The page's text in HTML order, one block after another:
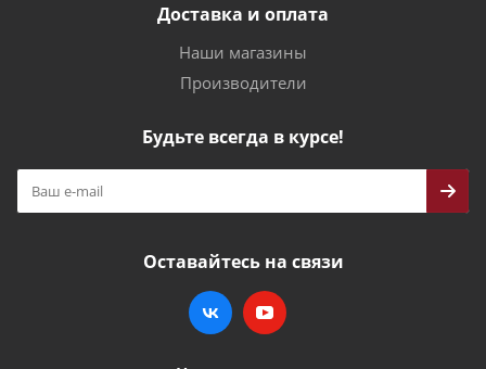
Доставка и оплата
Наши магазины
Производители
Будьте всегда в курсе!
Оставайтесь на связи